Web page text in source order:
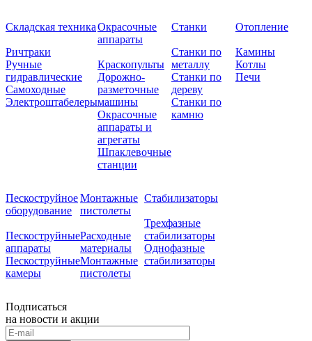
Складская техника
Ричтраки
Ручные
гидравлические
Самоходные
Электроштабелеры
Окрасочные
аппараты
Краскопульты
Дорожно-
разметочные
машины
Окрасочные
аппараты и
агрегаты
Шпаклевочные
станции
Станки
Станки по
металлу
Станки по
дереву
Станки по
камню
Отопление
Камины
Котлы
Печи
Пескоструйное
оборудование
Пескоструйные
аппараты
Пескоструйные
камеры
Монтажные
пистолеты
Расходные
материалы
Монтажные
пистолеты
Стабилизаторы
Трехфазные
стабилизаторы
Однофазные
стабилизаторы
Подписаться
на новости и акции